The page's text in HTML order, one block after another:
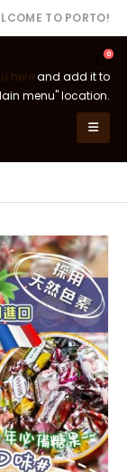
TO PORTO!
0
hereand add it to
menu" location.